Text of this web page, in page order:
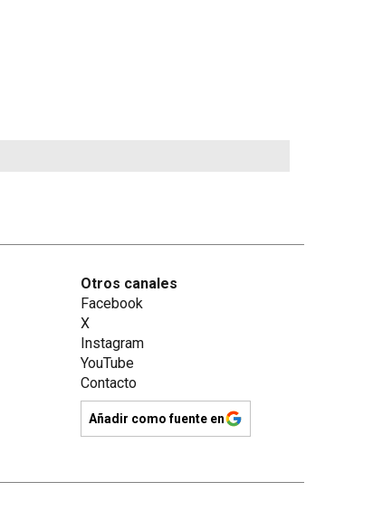
Otros canales
Facebook
X
Instagram
YouTube
Contacto
Añadir como fuente en